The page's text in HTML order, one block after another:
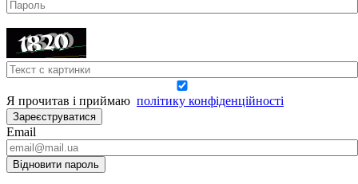
Я прочитав і приймаю політику конфіденційності
Зареєструватися
Email
Відновити пароль